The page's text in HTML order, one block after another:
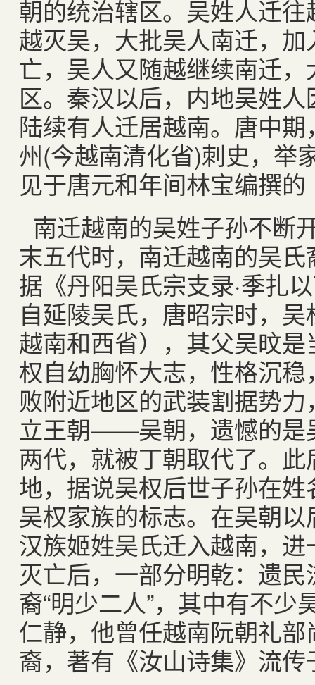
朝的统治辖区。吴姓人迁
越灭吴，大批吴人南迁，
亡，吴人又随越继续南迁
区。秦汉以后，内地吴姓
陆续有人迁居越南。唐中
州(今越南清化省)刺史，举
见于唐元和年间林宝编撰
南迁越南的吴姓子孙不断
末五代时，南迁越南的吴
据《丹阳吴氏宗支录·季扎
自延陵吴氏，唐昭宗时，
越南和西省），其父吴旼
权自幼胸怀大志，性格沉
败附近地区的武装割据势
立王朝——吴朝，遗憾的是
两代，就被丁朝取代了。
地，据说吴权后世子孙在姓
吴权家族的标志。在吴朝
汉族姬姓吴氏迁入越南，
灭亡后，一部分明乾：遗
裔“明少二人”，其中有不
仁静，他曾任越南阮朝礼
裔，著有《汝山诗集》流传